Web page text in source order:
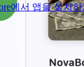
에서 앱을 설치